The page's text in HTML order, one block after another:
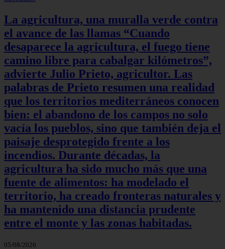
La agricultura, una muralla verde contra
el avance de las llamas “Cuando
desaparece la agricultura, el fuego tiene
camino libre para cabalgar kilómetros”,
advierte Julio Prieto, agricultor. Las
palabras de Prieto resumen una realidad
que los territorios mediterráneos conocen
bien: el abandono de los campos no solo
vacía los pueblos, sino que también deja el
paisaje desprotegido frente a los
incendios. Durante décadas, la
agricultura ha sido mucho más que una
fuente de alimentos: ha modelado el
territorio, ha creado fronteras naturales y
ha mantenido una distancia prudente
entre el monte y las zonas habitadas.
05/08/2026